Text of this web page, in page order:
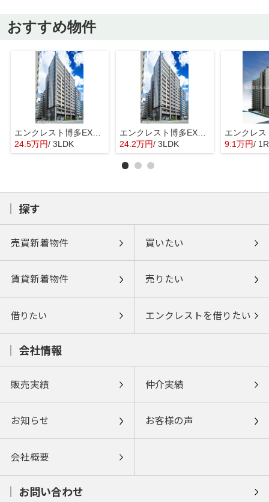
おすすめ物件
エンクレスト博多EXCEED
24.5万円/ 3LDK
エンクレスト博多EXCEED
24.2万円/ 3LDK 9.1万円/ 1R
探す
売買新着物件 買いたい
賃貸新着物件 売りたい
借りたい エンクレストを借りたい
会社情報
販売実績 仲介実績
お知らせ お客様の声
会社概要
お問い合わせ